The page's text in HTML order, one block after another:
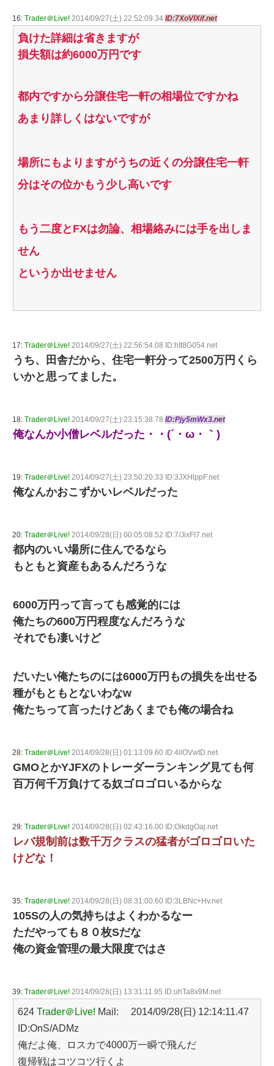
16: Trader＠Live! 2014/09/27(土) 22:52:09.34 ID:7XoVIXif.net
負けた詳細は省きますが
損失額は約6000万円です
都内ですから分譲住宅一軒の相場位ですかね
あまり詳しくはないですが
場所にもよりますがうちの近くの分譲住宅一軒
分はその位かもう少し高いです
もう二度とFXは勿論、相場絡みには手を出しま
せん
というか出せません
17: Trader＠Live! 2014/09/27(土) 22:56:54.08 ID:hIt8G054.net
うち、田舎だから、住宅一軒分って2500万円くら
いかと思ってました。
18: Trader＠Live! 2014/09/27(土) 23:15:38.78 ID:Pjy5mWx3.net
俺なんか小僧レベルだった・・(´・ω・｀)
19: Trader＠Live! 2014/09/27(土) 23:50:20.33 ID:3JXHlppF.net
俺なんかおこずかいレベルだった
20: Trader＠Live! 2014/09/28(日) 00:05:08.52 ID:7/JixFI7.net
都内のいい場所に住んでるなら
もともと資産もあるんだろうな
6000万円って言っても感覚的には
俺たちの600万円程度なんだろうな
それでも凄いけど
だいたい俺たちのには6000万円もの損失を出せる
種がもともとないわなw
俺たちって言ったけどあくまでも俺の場合ね
28: Trader＠Live! 2014/09/28(日) 01:13:09.60 ID:4ilOVwtD.net
GMOとかYJFXのトレーダーランキング見ても何
百万何千万負けてる奴ゴロゴロいるからな
29: Trader＠Live! 2014/09/28(日) 02:43:16.00 ID:OikdgOaj.net
レバ規制前は数千万クラスの猛者がゴロゴロいた
けどな！
35: Trader＠Live! 2014/09/28(日) 08:31:00.60 ID:3LBNc+Hv.net
105Sの人の気持ちはよくわかるなー
ただやっても８０枚Sだな
俺の資金管理の最大限度ではさ
39: Trader＠Live! 2014/09/28(日) 13:31:11.95 ID:uhTa8x9M.net
624 Trader＠Live! Mail: 2014/09/28(日) 12:14:11.47
ID:OnS/ADMz
俺だよ俺、ロスカで4000万一瞬で飛んだ
復帰戦はコツコツ行くよ